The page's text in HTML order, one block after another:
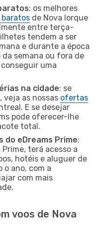
: os melhores
baratos de Nova Iorque
entre terça-
tendem a ser
e durante a época
da semana ou fora de
uma
na cidade: se
as nossas ofertas
E se desejar
pode oferecer-lhe
total.
eDreams Prime:
terá acesso a
hotéis e aluguer de
ano, com a
com mais
voos de Nova